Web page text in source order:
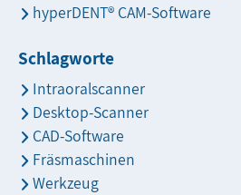
hyperDENT® CAM-Software
Schlagworte
Intraoralscanner
Desktop-Scanner
CAD-Software
Fräsmaschinen
Werkzeug